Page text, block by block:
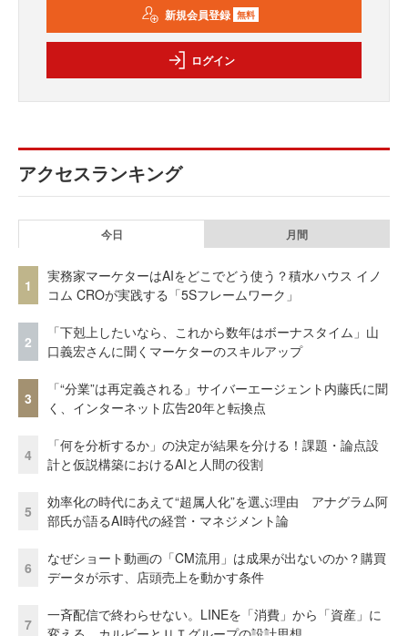
新規会員登録 無料
ログイン
アクセスランキング
今日 月間
1
実務家マーケターはAIをどこでどう使う？積水ハウス イノ
コム CROが実践する「5Sフレームワーク」
2
「下剋上したいなら、これから数年はボーナスタイム」山
口義宏さんに聞くマーケターのスキルアップ
3
「“分業”は再定義される」サイバーエージェント内藤氏に聞
く、インターネット広告20年と転換点
4
「何を分析するか」の決定が結果を分ける！課題・論点設
計と仮説構築におけるAIと人間の役割
5
効率化の時代にあえて“超属人化”を選ぶ理由 アナグラム阿
部氏が語るAI時代の経営・マネジメント論
6
なぜショート動画の「CM流用」は成果が出ないのか？購買
データが示す、店頭売上を動かす条件
7
一斉配信で終わらせない。LINEを「消費」から「資産」に